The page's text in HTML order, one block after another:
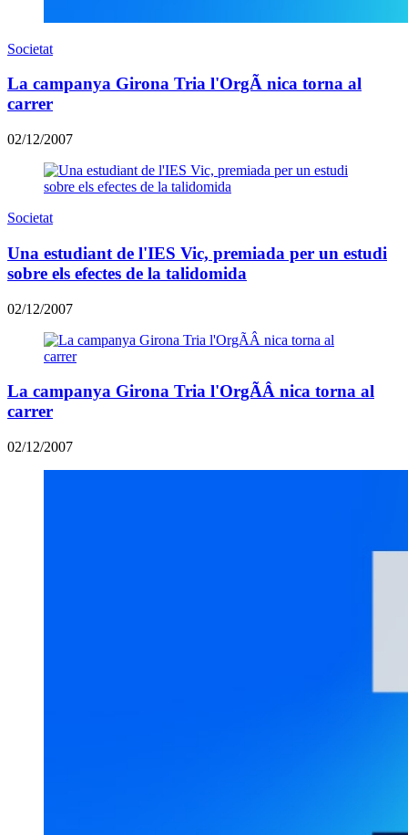
Societat
La campanya Girona Tria l'OrgÃ nica torna al
carrer
02/12/2007
Societat
Una estudiant de l'IES Vic, premiada per un estudi
sobre els efectes de la talidomida
02/12/2007
La campanya Girona Tria l'OrgÃÂ nica torna al
carrer
02/12/2007